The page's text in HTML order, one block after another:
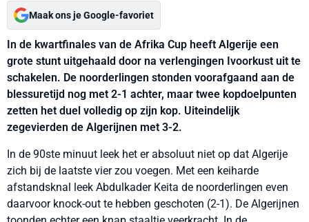
Maak ons je Google-favoriet
In de kwartfinales van de Afrika Cup heeft Algerije een
grote stunt uitgehaald door na verlengingen Ivoorkust uit te
schakelen. De noorderlingen stonden voorafgaand aan de
blessuretijd nog met 2-1 achter, maar twee kopdoelpunten
zetten het duel volledig op zijn kop. Uiteindelijk
zegevierden de Algerijnen met 3-2.
In de 90ste minuut leek het er absoluut niet op dat Algerije
zich bij de laatste vier zou voegen. Met een keiharde
afstandsknal leek Abdulkader Keita de noorderlingen even
daarvoor knock-out te hebben geschoten (2-1). De Algerijnen